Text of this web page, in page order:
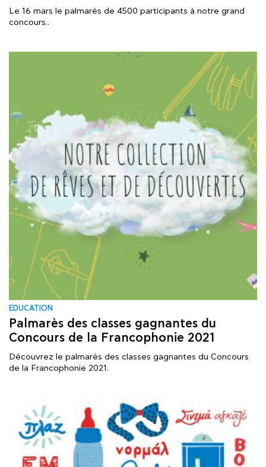
Le 16 mars le palmarès de 4500 participants à notre grand
concours..
EDUCATION
Palmarès des classes gagnantes du
Concours de la Francophonie 2021
Découvrez le palmarès des classes gagnantes du Concours
de la Francophonie 2021.